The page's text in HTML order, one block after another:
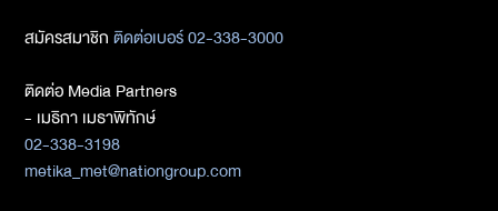
สมัครสมาชิกติดต่อเบอร์ 02-338-3000
ติดต่อ Media Partners
- เมธิกา เมธาพิทักษ์
02-338-3198
metika_met@nationgroup.com